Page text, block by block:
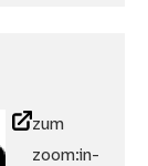
zum
zoom:in-